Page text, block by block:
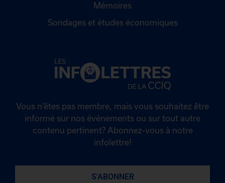
Mémoires
Sondages et études économiques
Vous n’êtes pas membre, mais vous souhaitez être
informé sur nos événements ou sur tout autre
contenu pertinent? Abonnez-vous à notre
infolettre!
S'ABONNER